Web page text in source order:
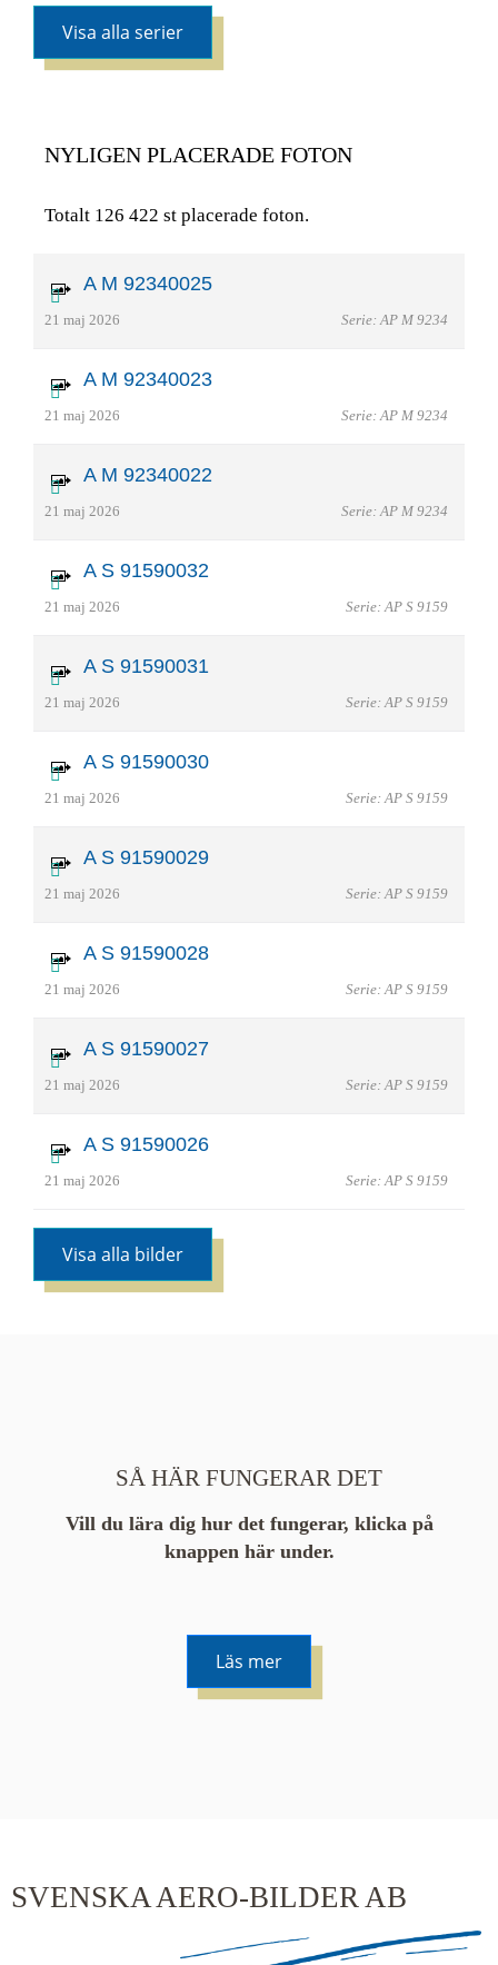
Visa alla serier
NYLIGEN PLACERADE FOTON
Totalt 126 422 st placerade foton.
A M 92340025
21 maj 2026 Serie: AP M 9234
A M 92340023
21 maj 2026 Serie: AP M 9234
A M 92340022
21 maj 2026 Serie: AP M 9234
A S 91590032
21 maj 2026 Serie: AP S 9159
A S 91590031
21 maj 2026 Serie: AP S 9159
A S 91590030
21 maj 2026 Serie: AP S 9159
A S 91590029
21 maj 2026 Serie: AP S 9159
A S 91590028
21 maj 2026 Serie: AP S 9159
A S 91590027
21 maj 2026 Serie: AP S 9159
A S 91590026
21 maj 2026 Serie: AP S 9159
Visa alla bilder
SÅ HÄR FUNGERAR DET
Vill du lära dig hur det fungerar, klicka på
knappen här under.
Läs mer
SVENSKA AERO-BILDER AB